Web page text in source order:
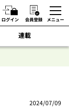
ログイン 会員登録 メニュー
連載
2024/07/09